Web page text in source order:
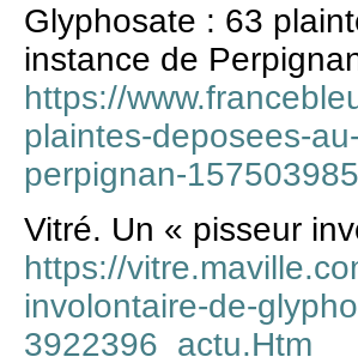
Glyphosate : 63
instance de
https://
plaintes-deposees-
perpignan-
Vitré. Un « pisseur
https://
involontaire-de-
3922396_actu.Htm